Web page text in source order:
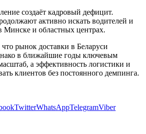
создаёт кадровый дефицит.
активно искать водителей и
Минске и областных центрах.
рынок доставки в Беларуси
в ближайшие годы ключевым
а эффективность логистики и
клиентов без постоянного демпинга.
TwitterWhatsAppTelegramViber